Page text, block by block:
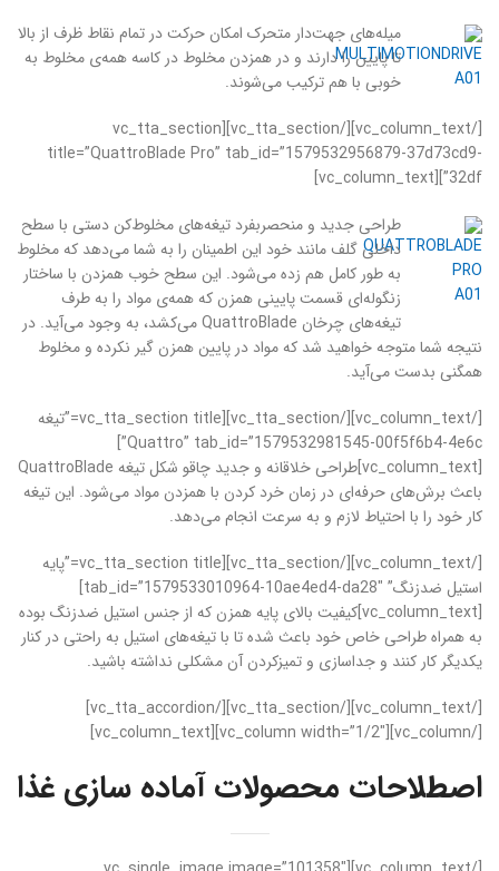
میله‌های جهت‌دار متحرک امکان حرکت در تمام نقاط ظرف از بالا
تا پایین را دارند و در همزدن مخلوط در کاسه همه‌ی مخلوط به
خوبی با هم ترکیب می‌شوند.
[/vc_column_text][/vc_tta_section][vc_tta_section
title=”QuattroBlade Pro” tab_id=”1579532956879-37d73cd9-
32df”][vc_column_text]
طراحی جدید و منحصربفرد تیغه‌های مخلوط‌کن دستی با سطح
داخلی گلف مانند خود این اطمینان را به شما می‌دهد که مخلوط
به طور کامل هم زده می‌شود. این سطح خوب همزدن با ساختار
زنگوله‌ای قسمت پایینی همزن که همه‌ی مواد را به طرف
تیغه‌های چرخان QuattroBlade می‌کشد، به وجود می‌آید. در
نتیجه شما متوجه خواهید شد که مواد در پایین همزن گیر نکرده و مخلوط
همگنی بدست می‌آید.
[/vc_column_text][/vc_tta_section][vc_tta_section title=”تیغه
Quattro” tab_id=”1579532981545-00f5f6b4-4e6c”]
[vc_column_text]طراحی خلاقانه و جدید چاقو شکل تیغه QuattroBlade
باعث برش‌های حرفه‌ای در زمان خرد کردن با همزدن مواد می‌شود. این تیغه
کار خود را با احتیاط لازم و به سرعت انجام می‌دهد.
[/vc_column_text][/vc_tta_section][vc_tta_section title=”پایه
استیل ضدزنگ” tab_id=”1579533010964-10ae4ed4-da28″]
[vc_column_text]کیفیت بالای پایه همزن که از جنس استیل ضدزنگ بوده
به همراه طراحی خاص خود باعث شده تا با تیغه‌های استیل به راحتی در کنار
یکدیگر کار کنند و جداسازی و تمیزکردن آن مشکلی نداشته باشید.
[/vc_column_text][/vc_tta_section][/vc_tta_accordion]
[/vc_column][vc_column width=”1/2″][vc_column_text]
اصطلاحات محصولات آماده سازی غذا